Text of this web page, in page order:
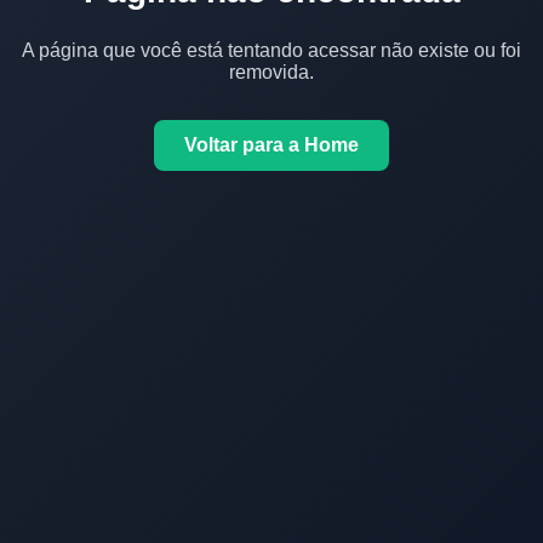
A página que você está tentando acessar não existe ou foi
removida.
Voltar para a Home